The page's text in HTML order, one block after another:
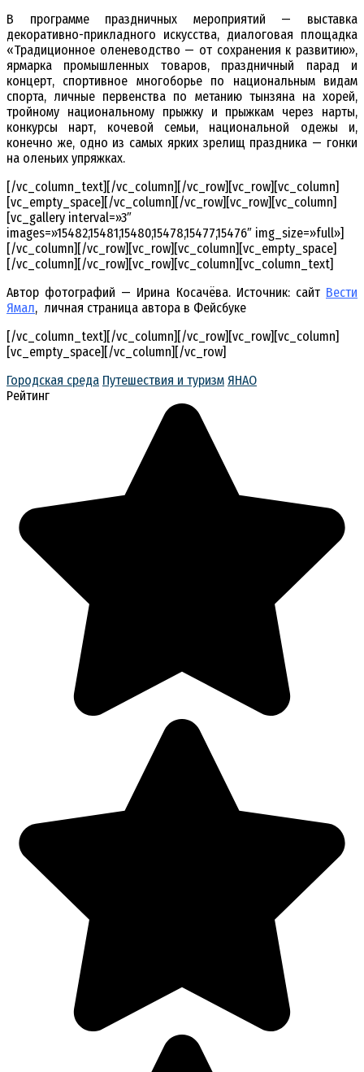
В программе праздничных мероприятий — выставка
декоративно-прикладного искусства, диалоговая площадка
«Традиционное оленеводство — от сохранения к развитию»,
ярмарка промышленных товаров, праздничный парад и
концерт, спортивное многоборье по национальным видам
спорта, личные первенства по метанию тынзяна на хорей,
тройному национальному прыжку и прыжкам через нарты,
конкурсы нарт, кочевой семьи, национальной одежы и,
конечно же, одно из самых ярких зрелищ праздника — гонки
на оленьих упряжках.
[/vc_column_text][/vc_column][/vc_row][vc_row][vc_column]
[vc_empty_space][/vc_column][/vc_row][vc_row][vc_column]
[vc_gallery interval=»3″
images=»15482,15481,15480,15478,15477,15476″ img_size=»full»]
[/vc_column][/vc_row][vc_row][vc_column][vc_empty_space]
[/vc_column][/vc_row][vc_row][vc_column][vc_column_text]
Автор фотографий — Ирина Косачёва. Источник: сайт Вести
Ямал, личная страница автора в Фейсбуке
[/vc_column_text][/vc_column][/vc_row][vc_row][vc_column]
[vc_empty_space][/vc_column][/vc_row]
Городская среда Путешествия и туризм ЯНАО
Рейтинг